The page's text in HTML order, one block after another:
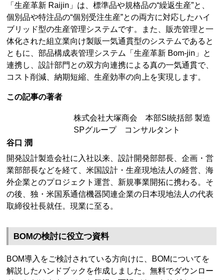
「生産革新 Raijin」は、標準品や規格品の“繰返生産”と、
個別品や特注品の“個別受注生産”との両方に対応したハイ
ブリッド型の生産管理システムです。また、販売管理と一
体化された組立業向け製販一気通貫型のシステムであると
ともに、部品構成表管理システム「生産革新 Bom-jin」と
連携し、設計部門との双方向連携による真の一気通貫で、
コスト削減、納期短縮、生産効率の向上を実現します。
この記事の著者
株式会社大塚商会 本部SI統括部 製造
SPグループ コンサルタント
谷口 潤
開発設計製造会社に入社以来、設計開発部部長、企画・営
業部部長などを経て、米国設計・生産現地法人の経営、海
外企業とのプロジェクト運営、新規事業開拓に携わる。そ
の後、独・米国系通信機器関連企業の日本現地法人の代表
取締役社長就任。現業に至る。
BOMの検討に役立つ資料
BOM導入をご検討されている方向けに、BOMについてを
解説したハンドブックを作成しました。無料でダウンロー